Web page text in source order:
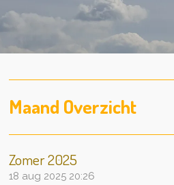
Maand Overzicht
Zomer 2025
18 aug 2025 20:26